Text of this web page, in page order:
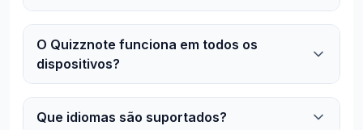
O Quizznote funciona em todos os
dispositivos?
Que idiomas são suportados?